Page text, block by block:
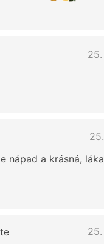
25.
nápad a krásná,
25.